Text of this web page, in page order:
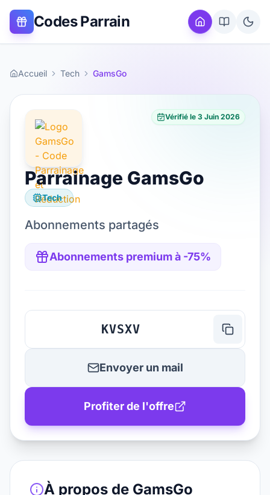
Codes Parrain
Accueil Tech GamsGo
Vérifié le 3 Juin 2026
Parrainage GamsGo
Tech
Abonnements partagés
Abonnements premium à -75%
KVSXV
Envoyer un mail
Profiter de l'offre
À propos de GamsGo